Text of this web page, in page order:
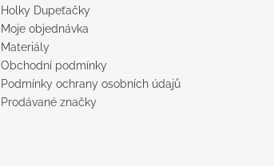
Holky Dupeťačky
Moje objednávka
Materiály
Obchodní podmínky
Podmínky ochrany osobních údajů
Prodávané značky